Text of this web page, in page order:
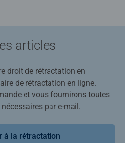
articles
droit de rétractation en
de rétractation en ligne.
et vous fournirons toutes
par e-mail.
à la rétractation